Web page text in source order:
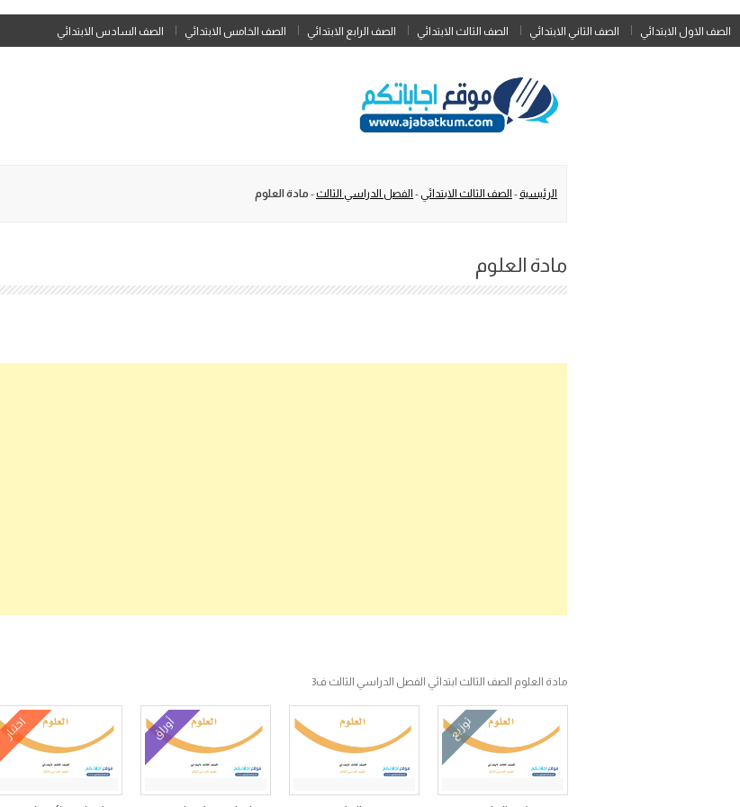
Skip
to
الصف الاول الابتدائي الصف الثاني الابتدائي الصف الثالث الابتدائي الصف الرابع الابتدائي الصف الخامس الابتدائي الصف السادس الابتدائي
الرئيسية - الصف الثالث الابتدائي - الفصل الدراسي الثالث- مادة العلوم
مادة العلوم
مادة العلوم الصف الثالث ابتدائي الفصل الدراسي الثالث ف3
توزيع أوراق اختبار